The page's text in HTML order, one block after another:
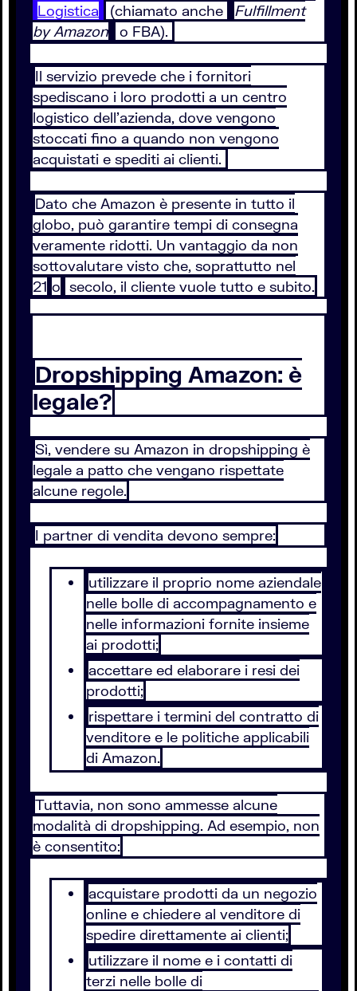
Logistica
(chiamato anche
Fulfillment
by Amazon
o FBA).
Il servizio prevede che i fornitori
spediscano i loro prodotti a un centro
logistico dell’azienda, dove vengono
stoccati fino a quando non vengono
acquistati e spediti ai clienti.
Dato che Amazon è presente in tutto il
globo, può garantire tempi di consegna
veramente ridotti. Un vantaggio da non
sottovalutare visto che, soprattutto nel
21 o secolo, il cliente vuole tutto e subito.
Dropshipping Amazon: è
legale?
Sì, vendere su Amazon in dropshipping è
legale a patto che vengano rispettate
alcune regole.
I partner di vendita devono sempre:
utilizzare il proprio nome aziendale
nelle bolle di accompagnamento e
nelle informazioni fornite insieme
ai prodotti;
accettare ed elaborare i resi dei
prodotti;
rispettare i termini del contratto di
venditore e le politiche applicabili
di Amazon.
Tuttavia, non sono ammesse alcune
modalità di dropshipping. Ad esempio, non
è consentito:
acquistare prodotti da un negozio
online e chiedere al venditore di
spedire direttamente ai clienti;
utilizzare il nome e i contatti di
terzi nelle bolle di